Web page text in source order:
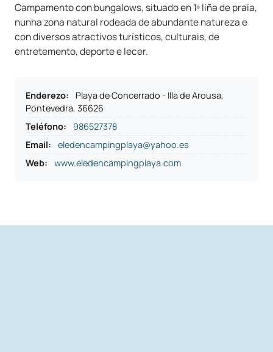
Campamento con bungalows, situado en 1ª liña de praia,
nunha zona natural rodeada de abundante natureza e
con diversos atractivos turísticos, culturais, de
entretemento, deporte e lecer.
Enderezo:
Playa de Concerrado - Illa de Arousa,
Pontevedra, 36626
Teléfono:
986527378
Email:
eledencampingplaya@yahoo.es
Web:
www.eledencampingplaya.com